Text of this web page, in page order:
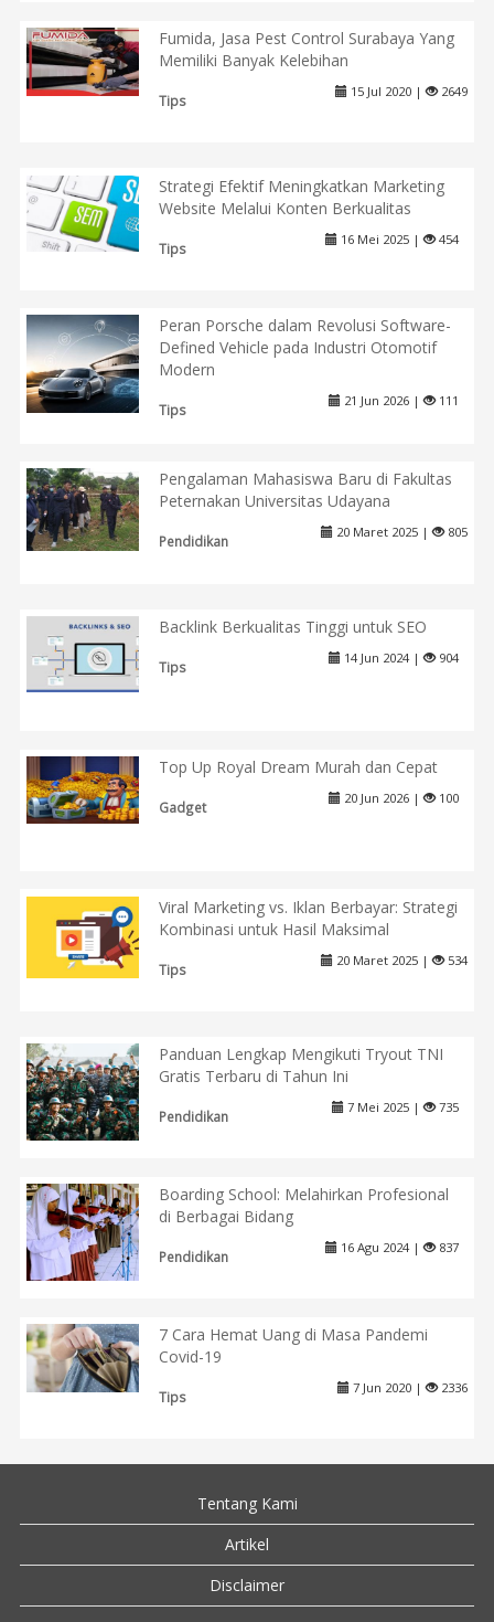
Fumida, Jasa Pest Control Surabaya Yang
Memiliki Banyak Kelebihan
Tips
15 Jul 2020 | 2649
Strategi Efektif Meningkatkan Marketing
Website Melalui Konten Berkualitas
Tips
16 Mei 2025 | 454
Peran Porsche dalam Revolusi Software-
Defined Vehicle pada Industri Otomotif
Modern
Tips
21 Jun 2026 | 111
Pengalaman Mahasiswa Baru di Fakultas
Peternakan Universitas Udayana
Pendidikan
20 Maret 2025 | 805
Backlink Berkualitas Tinggi untuk SEO
Tips
14 Jun 2024 | 904
Top Up Royal Dream Murah dan Cepat
Gadget
20 Jun 2026 | 100
Viral Marketing vs. Iklan Berbayar: Strategi
Kombinasi untuk Hasil Maksimal
Tips
20 Maret 2025 | 534
Panduan Lengkap Mengikuti Tryout TNI
Gratis Terbaru di Tahun Ini
Pendidikan
7 Mei 2025 | 735
Boarding School: Melahirkan Profesional
di Berbagai Bidang
Pendidikan
16 Agu 2024 | 837
7 Cara Hemat Uang di Masa Pandemi
Covid-19
Tips
7 Jun 2020 | 2336
Tentang Kami
Artikel
Disclaimer